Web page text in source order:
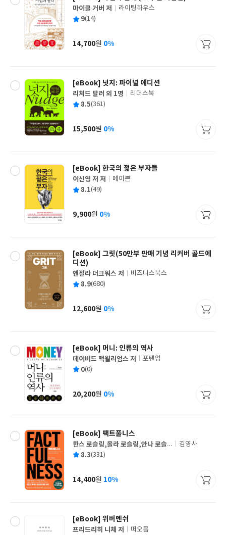
글
쓴
마이클 거버 저
출
사
라이팅하우스
평 9(14)
가
14,700원 0%
[eBook] 넛지: 파이널 에디션
글
쓴
리처드 탈러 외 1명
출
사
리더스북
평 8.5(361)
가
15,500원 0%
[eBook] 한국의 젊은 부자들
글
쓴
이신영 저 저
출
사
메이븐
평 8.1(49)
가
9,900원 0%
[eBook] 그릿(50만부 판매 기념 리커버 골드에
디션)
글
쓴
앤절라 더크워스 저
출
사
비즈니스북스
평 8.9(680)
가
12,600원 0%
[eBook] 머니: 인류의 역사
글
쓴
데이비드 맥윌리엄스 저
출
사
포텐업
평 0(0)
가
20,200원 0%
[eBook] 팩트풀니스
글
쓴
한스 로슬링,올라 로슬링,안나 로슬
링 뢴룬드 공저/이창신 역
출
사
김영사
평 8.3(331)
가
14,400원 10%
[eBook] 위버멘쉬
프리드리히 니체 저 떠오름